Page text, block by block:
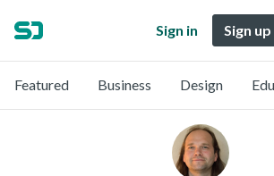
Sign in Sign
Featured Business Design